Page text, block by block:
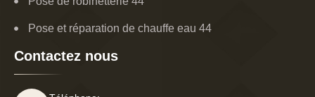
Pose et réparation de chauffe eau 44
Contactez nous